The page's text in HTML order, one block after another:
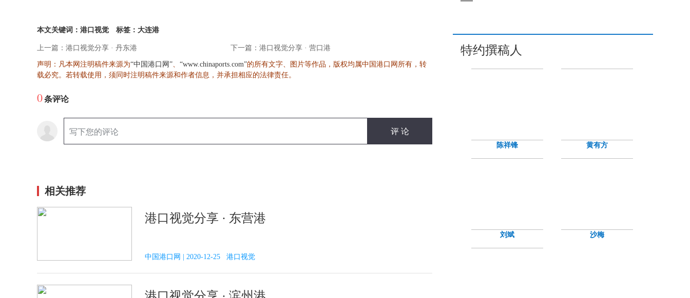
本文关键词：港口视觉 标签：大连港
上一篇：港口视觉分享 · 丹东港 下一篇：港口视觉分享 · 营口港
声明：凡本网注明稿件来源为“中国港口网”、 “www.chinaports.com”的所有文字、图片等作品，版权均属中国港口网所有，转
载必究。若转载使用，须同时注明稿件来源和作者信息，并承担相应的法律责任。
0条评论
相关推荐
港口视觉分享 · 东营港
中国港口网 | 2020-12-25 港口视觉
特约撰稿人
陈祥锋 黄有方
刘斌 沙梅